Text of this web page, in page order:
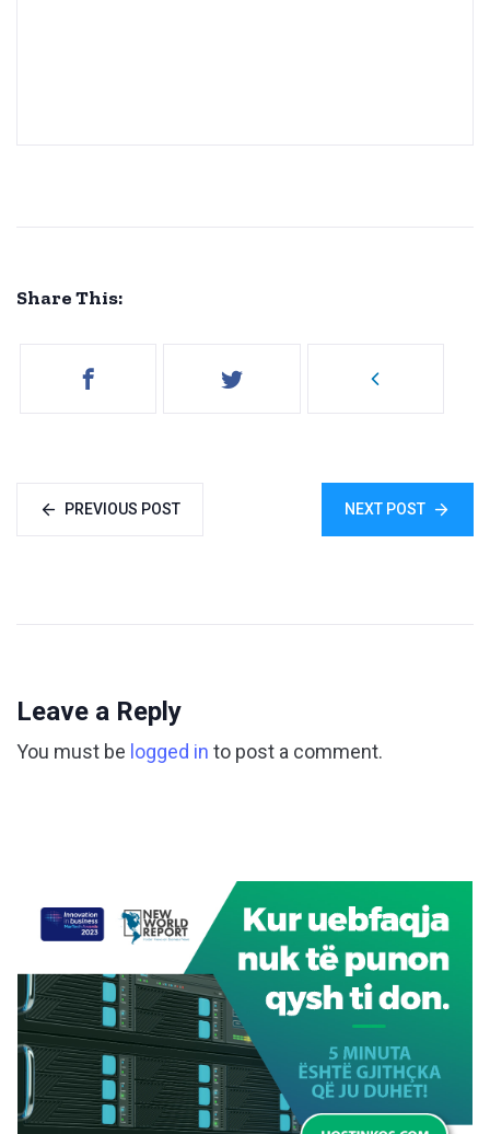
Share This:
PREVIOUS POST NEXT POST
Leave a Reply
You must be logged in to post a comment.